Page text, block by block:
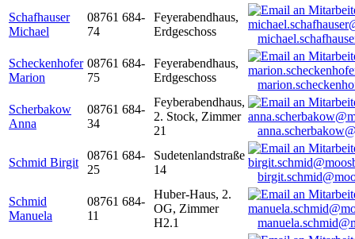
Schafhauser
Michael
08761 684-
74
Feyerabendhaus,
Erdgeschoss
Scheckenhofer
Marion
08761 684-
75
Feyerabendhaus,
Erdgeschoss
Scherbakow
Anna
08761 684-
34
Feyberabendhaus,
2. Stock, Zimmer
21
Schmid Birgit
08761 684-
25
Sudetenlandstraße
14
Schmid
Manuela
08761 684-
11
Huber-Haus, 2.
OG, Zimmer
H2.1